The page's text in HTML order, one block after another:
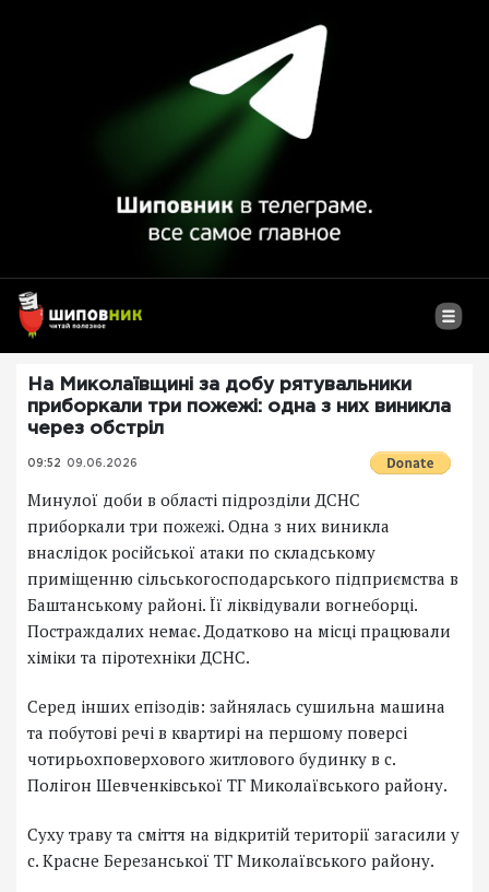
На Миколаївщині за добу рятувальники
приборкали три пожежі: одна з них виникла
через обстріл
09:52 09.06.2026
Минулої доби в області підрозділи ДСНС
приборкали три пожежі. Одна з них виникла
внаслідок російської атаки по складському
приміщенню сільськогосподарського підприємства в
Баштанському районі. Її ліквідували вогнеборці.
Постраждалих немає. Додатково на місці працювали
хіміки та піротехніки ДСНС.
Серед інших епізодів: зайнялась сушильна машина
та побутові речі в квартирі на першому поверсі
чотирьохповерхового житлового будинку в с.
Полігон Шевченківської ТГ Миколаївського району.
Суху траву та сміття на відкритій території загасили у
с. Красне Березанської ТГ Миколаївського району.